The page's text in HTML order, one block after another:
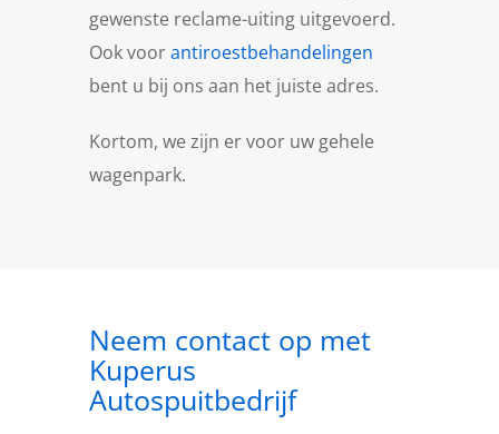
gewenste reclame-uiting uitgevoerd.
Ook voorantiroestbehandelingen
bent u bij ons aan het juiste adres.
Kortom, we zijn er voor uw gehele
wagenpark.
Neem contact op met
Kuperus
Autospuitbedrijf